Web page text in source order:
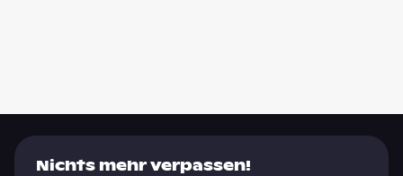
Nichts mehr verpassen!